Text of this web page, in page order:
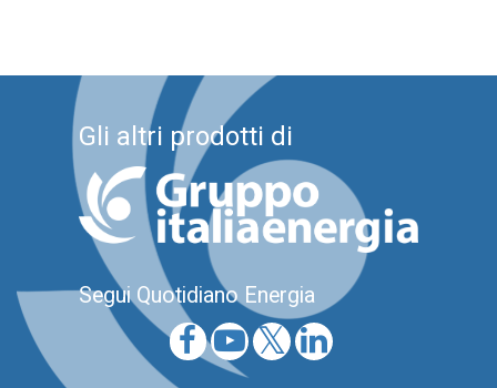
Gli altri prodotti di
Segui Quotidiano Energia